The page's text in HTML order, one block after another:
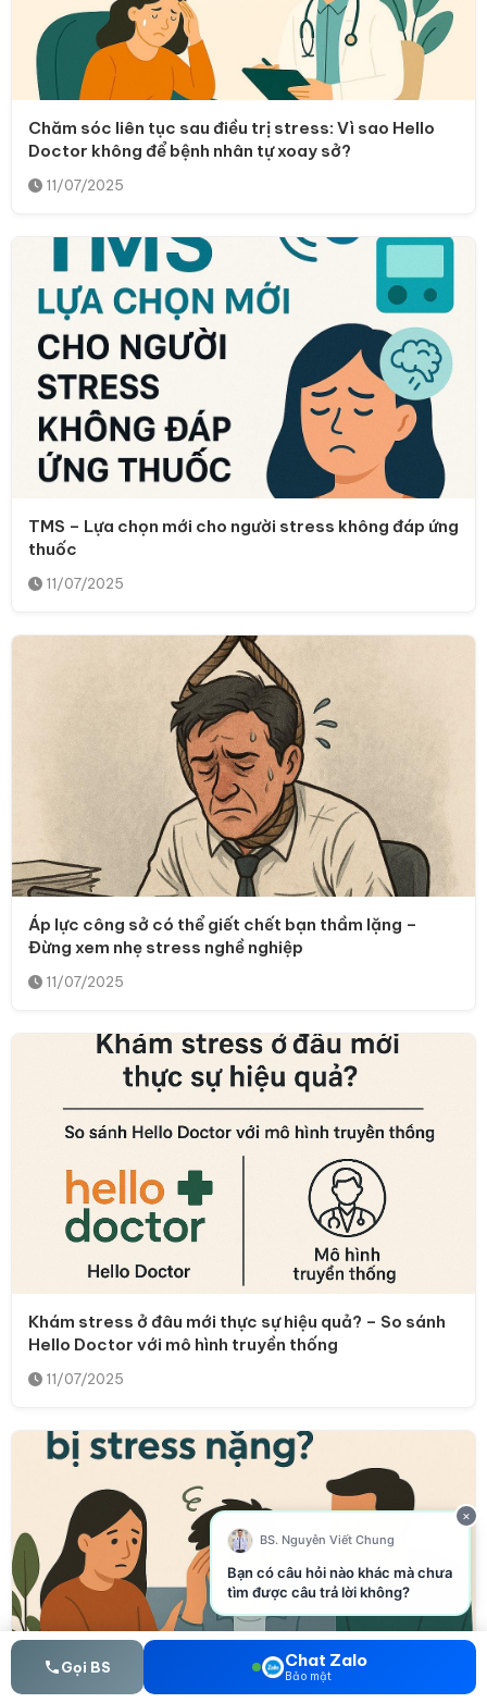
Chăm sóc liên tục sau điều trị stress: Vì sao Hello
Doctor không để bệnh nhân tự xoay sở?
11/07/2025
TMS – Lựa chọn mới cho người stress không đáp ứng
thuốc
11/07/2025
Áp lực công sở có thể giết chết bạn thầm lặng –
Đừng xem nhẹ stress nghề nghiệp
11/07/2025
Khám stress ở đâu mới thực sự hiệu quả? – So sánh
Hello Doctor với mô hình truyền thống
11/07/2025
×
BS. Nguyễn Viết Chung
Bạn có câu hỏi nào khác mà chưa
tìm được câu trả lời không?
Gọi BS Chat Zalo
Bảo mật